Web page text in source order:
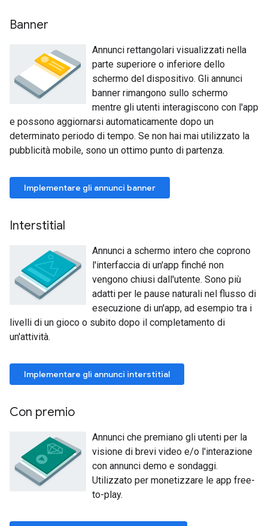
Banner
Annunci rettangolari visualizzati nella
parte superiore o inferiore dello
schermo del dispositivo. Gli annunci
banner rimangono sullo schermo
mentre gli utenti interagiscono con l'app
e possono aggiornarsi automaticamente dopo un
determinato periodo di tempo. Se non hai mai utilizzato la
pubblicità mobile, sono un ottimo punto di partenza.
Implementare gli annunci banner
Interstitial
Annunci a schermo intero che coprono
l'interfaccia di un'app finché non
vengono chiusi dall'utente. Sono più
adatti per le pause naturali nel flusso di
esecuzione di un'app, ad esempio tra i
livelli di un gioco o subito dopo il completamento di
un'attività.
Implementare gli annunci interstitial
Con premio
Annunci che premiano gli utenti per la
visione di brevi video e/o l'interazione
con annunci demo e sondaggi.
Utilizzato per monetizzare le app free-
to-play.